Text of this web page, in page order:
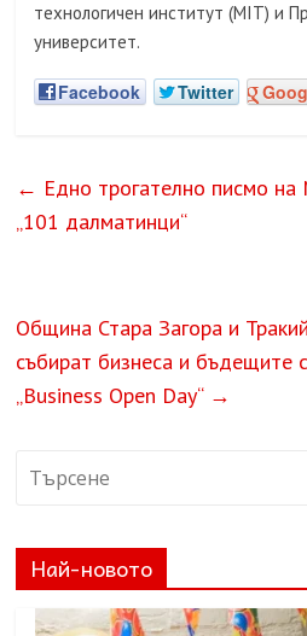
технологичен институт (MIT) и
университет.
Facebook Twitter
← Едно трогателно писмо
„101 далматинци“
Община Стара Загора и
събират бизнеса и бъдещите
„Business Open Day“ →
Най-новото